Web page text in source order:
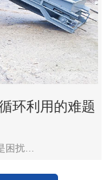
环利用的难题
困扰…